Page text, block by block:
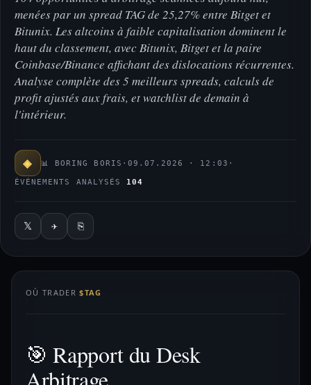
menées par un spread TAG de 25,27% entre Bitget et
Bitunix. Les altcoins à faible capitalisation dominent le
haut du classement, avec Bitunix, Bitget et la paire
Coinbase/Binance affichant des dislocations récurrentes.
Analyse complète des 5 meilleurs spreads, calculs de
profit ajustés aux frais, et watchlist de demain à
l'intérieur.
◈ 📊 BORING BORIS · 09.07.2026 · 12:03 ·
ÉVÉNEMENTS ANALYSÉS 104
𝕏 ✈ ⎘
OÙ TRADER$TAG
🎯 Rapport du Desk